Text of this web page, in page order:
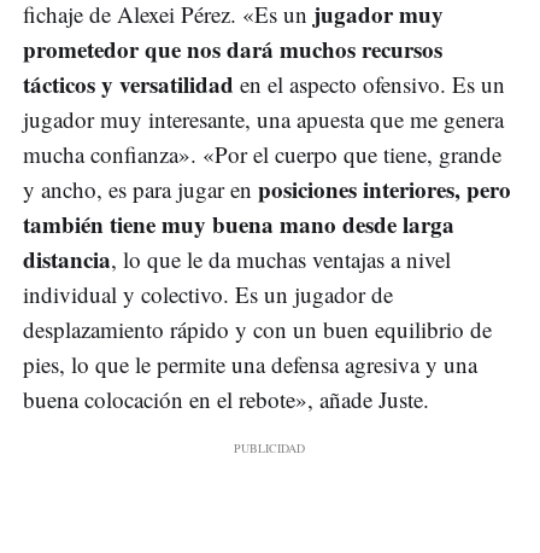
fichaje de Alexei Pérez. «Es un jugador muy
prometedor que nos dará muchos recursos
tácticos y versatilidad en el aspecto ofensivo. Es un
jugador muy interesante, una apuesta que me genera
mucha confianza». «Por el cuerpo que tiene, grande
y ancho, es para jugar en posiciones interiores, pero
también tiene muy buena mano desde larga
distancia, lo que le da muchas ventajas a nivel
individual y colectivo. Es un jugador de
desplazamiento rápido y con un buen equilibrio de
pies, lo que le permite una defensa agresiva y una
buena colocación en el rebote», añade Juste.